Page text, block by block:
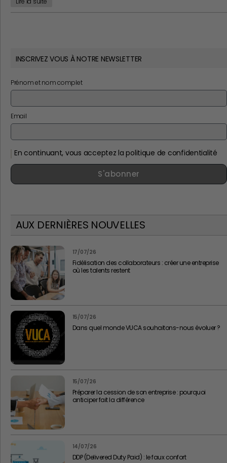
INSCRIVEZ VOUS À NOTRE NEWSLETTER
Prénom et nom complet
Email
En continuant, vous acceptez la politique de confidentialité
S'abonner
AUX DERNIÈRES NOUVELLES
17/07/26
Fidélisation des collaborateurs : créer une entreprise
où les talents restent
15/07/26
Dans quel monde VUCA souhaitons-nous évoluer ?
15/07/26
Préparer la cession de son entreprise : pourquoi
anticiper fait la différence
14/07/26
DDP (Delivered Duty Paid) : le faux confort